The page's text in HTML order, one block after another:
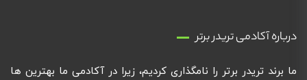
درباره آکادمی تریدر برتر
ما برند تریدر برتر را نامگذاری کردیم، زیرا در آکادمی ما بهترین ها